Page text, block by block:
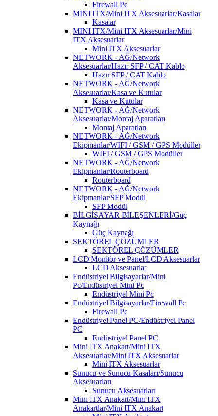
Firewall Pc
MINI ITX/Mini ITX Aksesuarlar/Kasalar
Kasalar
MINI ITX/Mini ITX Aksesuarlar/Mini
ITX Aksesuarlar
Mini ITX Aksesuarlar
NETWORK - AĞ/Network
Aksesuarlar/Hazır SFP / CAT Kablo
Hazır SFP / CAT Kablo
NETWORK - AĞ/Network
Aksesuarlar/Kasa ve Kutular
Kasa ve Kutular
NETWORK - AĞ/Network
Aksesuarlar/Montaj Aparatları
Montaj Aparatları
NETWORK - AĞ/Network
Ekipmanlar/WIFI / GSM / GPS Modüller
WIFI / GSM / GPS Modüller
NETWORK - AĞ/Network
Ekipmanlar/Routerboard
Routerboard
NETWORK - AĞ/Network
Ekipmanlar/SFP Modül
SFP Modül
BİLGİSAYAR BİLEŞENLERİ/Güç
Kaynağı
Güç Kaynağı
SEKTÖREL ÇÖZÜMLER
SEKTÖREL ÇÖZÜMLER
LCD Monitör ve Panel/LCD Aksesuarlar
LCD Aksesuarlar
Endüstriyel Bilgisayarlar/Mini
Pc/Endüstriyel Mini Pc
Endüstriyel Mini Pc
Endüstriyel Bilgisayarlar/Firewall Pc
Firewall Pc
Endüstriyel Panel PC/Endüstriyel Panel
PC
Endüstriyel Panel PC
Mini ITX Anakart/Mini ITX
Aksesuarlar/Mini ITX Aksesuarlar
Mini ITX Aksesuarlar
Sunucu ve Sunucu Kasaları/Sunucu
Aksesuarları
Sunucu Aksesuarları
Mini ITX Anakart/Mini ITX
Anakartlar/Mini ITX Anakart